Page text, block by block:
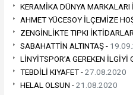
KERAMİKA DÜNYA MARKALARI
AHMET YÜCESOY İLÇEMİZE
ZENGİNLİKTE TIPKI
SABAHATTİN ALTINTAŞ -
LİNYİTSPOR’A GEREKEN İLGİYİ
TEBDİLİ KIYAFET -27.08.2020
HELAL OLSUN -21.08.2020